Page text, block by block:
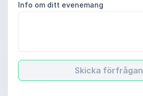
Info om ditt evenemang
Skicka förfrågan